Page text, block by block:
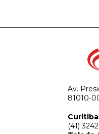
Av.
81010-
(41)